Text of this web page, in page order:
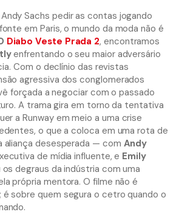
Sachs pedir as contas jogando
em Paris, o mundo da moda não é
Diabo Veste Prada 2, encontramos
enfrentando o seu maior adversário
Com o declínio das revistas
agressiva dos conglomerados
forçada a negociar com o passado
A trama gira em torno da tentativa
a Runway em meio a uma crise
o que a coloca em uma rota de
aliança desesperada — com Andy
de mídia influente, e Emily
os degraus da indústria com uma
própria mentora. O filme não é
é sobre quem segura o cetro quando o